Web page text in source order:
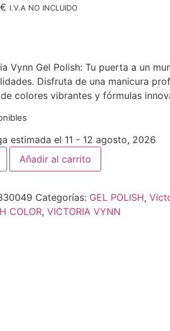
€ I.V.A NO INCLUIDO
Vynn Gel Polish: Tu puerta a un
Disfruta de una manicura
colores vibrantes y fórmulas
estimada el 11 - 12 agosto, 2026
Añadir al carrito
Categorías: GEL POLISH,
COLOR, VICTORIA VYNN